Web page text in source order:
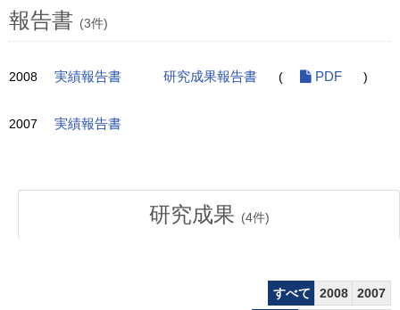
報告書 (3件)
2008 実績報告書 研究成果報告書 ( PDF )
2007 実績報告書
研究成果 (4件)
すべて 2008
2007